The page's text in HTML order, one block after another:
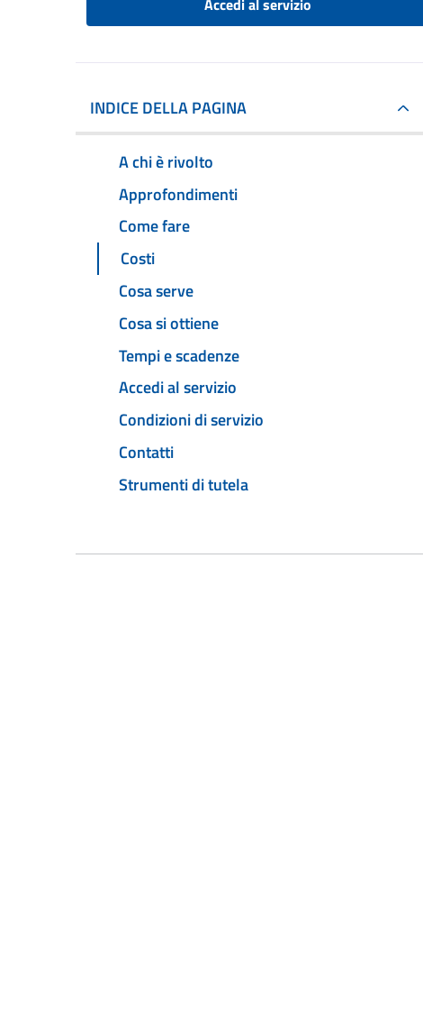
Accedi al servizio
INDICE DELLA PAGINA
A chi è rivolto
Approfondimenti
Come fare
Costi
Cosa serve
Cosa si ottiene
Tempi e scadenze
Accedi al servizio
Condizioni di servizio
Contatti
Strumenti di tutela